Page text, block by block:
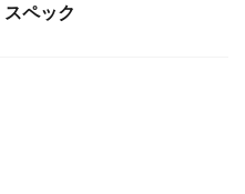
ペック